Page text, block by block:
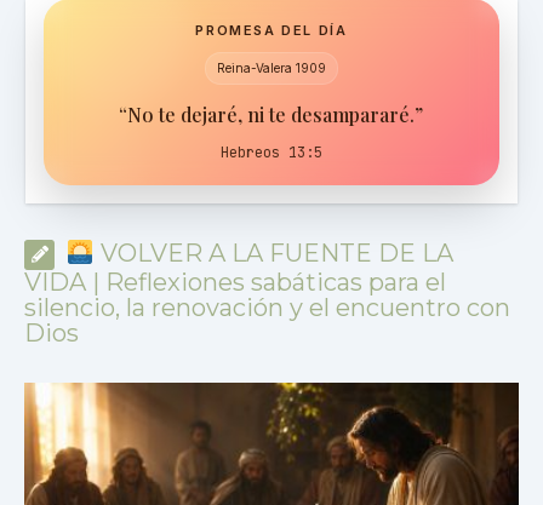
PROMESA DEL DÍA
Reina-Valera 1909
“No te dejaré, ni te desampararé.”
Hebreos 13:5
VOLVER A LA FUENTE DE LA
VIDA | Reflexiones sabáticas para el
silencio, la renovación y el encuentro con
Dios